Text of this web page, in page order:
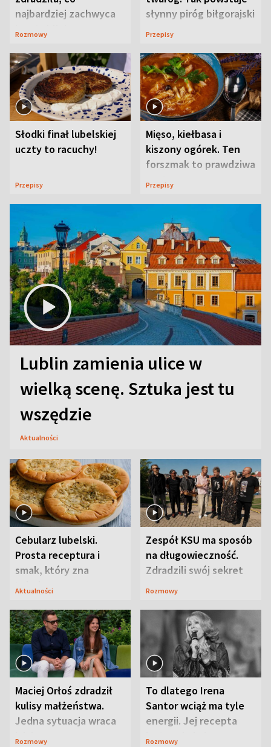
najbardziej zachwyca
ją w Lublinie
Rozmowy
słynny piróg biłgorajski
Przepisy
Słodki finał lubelskiej
uczty to racuchy!
Przepisy
Mięso, kiełbasa i
kiszony ogórek. Ten
forszmak to prawdziwa
uczta
Przepisy
Lublin zamienia ulice w
wielką scenę. Sztuka jest tu
wszędzie
Aktualności
Cebularz lubelski.
Prosta receptura i
smak, który zna
Lubelszczyzna
Aktualności
Zespół KSU ma sposób
na długowieczność.
Zdradzili swój sekret
Rozmowy
Maciej Orłoś zdradził
kulisy małżeństwa.
Jedna sytuacja wraca
jak bumerang
Rozmowy
To dlatego Irena
Santor wciąż ma tyle
energii. Jej recepta
jest zaskakująco
Rozmowy